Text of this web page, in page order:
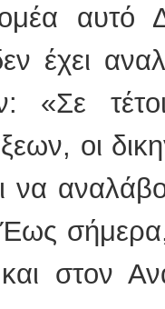
αυτό
έχει
«Σε
οι
να
στον